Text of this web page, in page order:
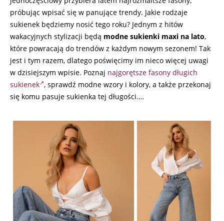
próbując wpisać się w panujące trendy. Jakie rodzaje
sukienek będziemy nosić tego roku? Jednym z hitów
wakacyjnych stylizacji będą modne sukienki maxi na lato,
które powracają do trendów z każdym nowym sezonem! Tak
jest i tym razem, dlatego poświęcimy im nieco więcej uwagi
w dzisiejszym wpisie. Poznaj najgorętsze fasony długich
sukienek , sprawdź modne wzory i kolory, a także przekonaj
się komu pasuje sukienka tej długości.…